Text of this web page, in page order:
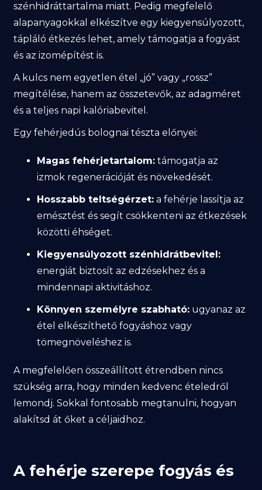
szénhidráttartalma miatt. Pedig megfelelő
alapanyagokkal elkészítve egy kiegyensúlyozott,
tápláló étkezés lehet, amely támogatja a fogyást
és az izomépítést is.
A kulcs nem egyetlen étel „jó” vagy „rossz”
megítélése, hanem az összetevők, az adagméret
és a teljes napi kalóriabevitel.
Egy fehérjedús bolognai tészta előnyei:
Magas fehérjetartalom: támogatja az
izmok regenerációját és növekedését.
Hosszabb teltségérzet: a fehérje lassítja az
emésztést és segít csökkenteni az étkezések
közötti éhséget.
Kiegyensúlyozott szénhidrátbevitel:
energiát biztosít az edzésekhez és a
mindennapi aktivitáshoz.
Könnyen személyre szabható: ugyanaz az
étel elkészíthető fogyáshoz vagy
tömegnöveléshez is.
A megfelelően összeállított étrendben nincs
szükség arra, hogy minden kedvenc ételedről
lemondj. Sokkal fontosabb megtanulni, hogyan
alakítsd át őket a céljaidhoz.
A fehérje szerepe fogyás és